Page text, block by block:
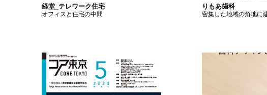
経堂_テレワーク住宅
オフィスと住宅の中間
りもあ歯科
密集した地域の角地に